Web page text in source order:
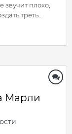
плохо,
треть...
Марли